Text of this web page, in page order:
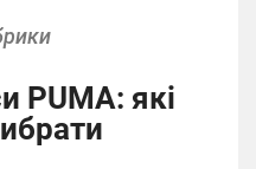
PUMA: які